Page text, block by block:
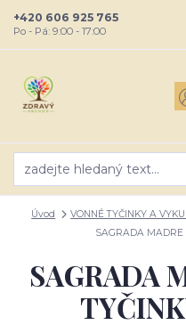
+420 606 925 765
Po - Pá: 9:00 - 17:00
Úvod VONNÉ TYČINKY A
SAGRADA MADRE
SAGRADA